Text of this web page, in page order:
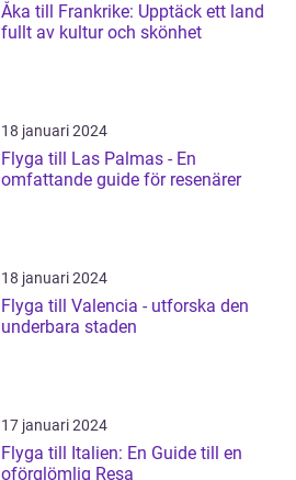
Åka till Frankrike: Upptäck ett land
fullt av kultur och skönhet
18 januari 2024
Flyga till Las Palmas - En
omfattande guide för resenärer
18 januari 2024
Flyga till Valencia - utforska den
underbara staden
17 januari 2024
Flyga till Italien: En Guide till en
oförglömlig Resa